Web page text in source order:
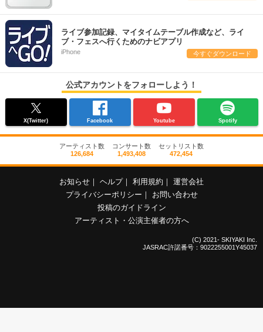
ライブ参加記録、マイタイムテーブル作成など、ライ
ブ・フェスへ行くためのナビアプリ
iPhone 今すぐダウンロード
公式アカウントをフォローしよう！
X(Twitter) Facebook Youtube Spotify
アーティスト数
126,684
コンサート数
1,493,408
セットリスト数
472,454
お知らせ ヘルプ 利用規約
運営会社
プライバシーポリシー
お問い合わせ
投稿のガイドライン
アーティスト・公演主催者の方へ
(C) 2021- SKIYAKI Inc.
JASRAC許諾番号：9022255001Y45037